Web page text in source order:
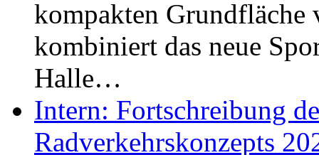
kompakten Grundfläche
kombiniert das neue
Halle…
Intern: Fortschreibung
Radverkehrskonzepts